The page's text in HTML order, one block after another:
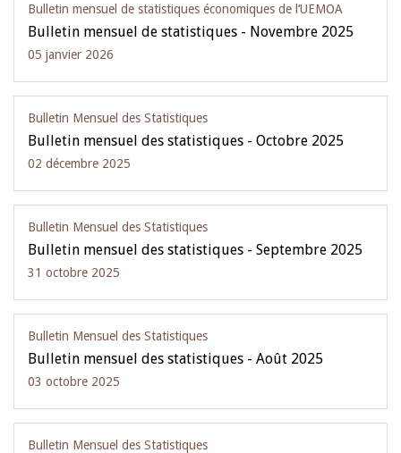
Bulletin mensuel de statistiques économiques de l‘UEMOA
Bulletin mensuel de statistiques - Novembre 2025
05 janvier 2026
Bulletin Mensuel des Statistiques
Bulletin mensuel des statistiques - Octobre 2025
02 décembre 2025
Bulletin Mensuel des Statistiques
Bulletin mensuel des statistiques - Septembre 2025
31 octobre 2025
Bulletin Mensuel des Statistiques
Bulletin mensuel des statistiques - Août 2025
03 octobre 2025
Bulletin Mensuel des Statistiques